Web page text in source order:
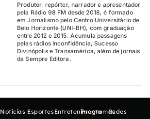
Produtor, repórter, narrador e apresentador
pela Rádio 98 FM desde 2018, é formado
em Jornalismo pelo Centro Universitário de
Belo Horizonte (UNI-BH), com graduação
entre 2012 e 2015. Acumula passagens
pelas rádios Inconfidência, Sucesso
Divinópolis e Transamérica, além de jornais
da Sempre Editora.
Notícias EsportesEntretenimento
ProgramasRedes